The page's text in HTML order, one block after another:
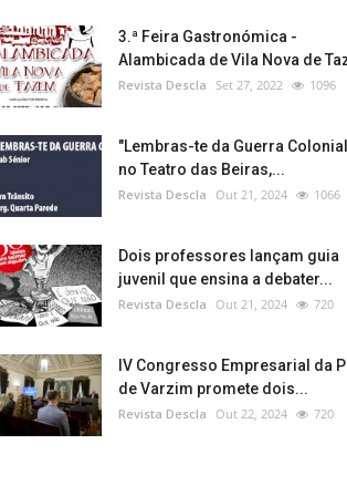
3.ª Feira Gastronómica -
Alambicada de Vila Nova de
Revista Descla Set 27, 2022 1096
"Lembras-te da Guerra
no Teatro das Beiras,...
Revista Descla Out 21, 2024 1066
Dois professores lançam guia
juvenil que ensina a debater...
Revista Descla Out 21, 2024 720
IV Congresso Empresarial da
de Varzim promete dois...
Revista Descla Out 22, 2024 720